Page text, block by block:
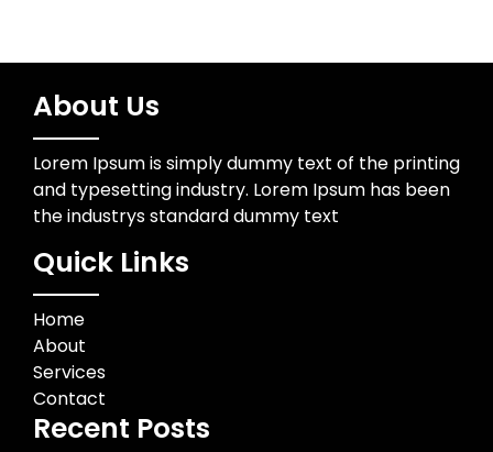
About Us
Lorem Ipsum is simply dummy text of the printing
and typesetting industry. Lorem Ipsum has been
the industrys standard dummy text
Quick Links
Home
About
Services
Contact
Recent Posts